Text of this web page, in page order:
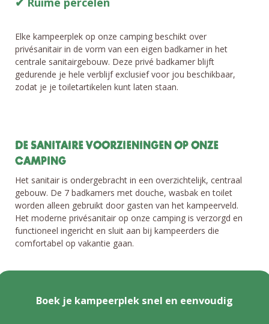
Elke kampeerplek op onze camping beschikt over
privésanitair in de vorm van een eigen badkamer in het
centrale sanitairgebouw. Deze privé badkamer blijft
gedurende je hele verblijf exclusief voor jou beschikbaar,
zodat je je toiletartikelen kunt laten staan.
DE SANITAIRE VOORZIENINGEN OP ONZE
CAMPING
Het sanitair is ondergebracht in een overzichtelijk, centraal
gebouw. De 7 badkamers met douche, wasbak en toilet
worden alleen gebruikt door gasten van het kampeerveld.
Het moderne privésanitair op onze camping is verzorgd en
functioneel ingericht en sluit aan bij kampeerders die
comfortabel op vakantie gaan.
Boek je kampeerplek snel en eenvoudig